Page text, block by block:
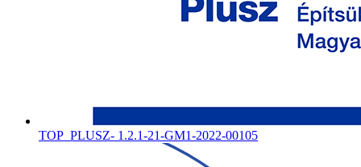
TOP_PLUSZ- 1.2.1-21-GM1-2022-00105